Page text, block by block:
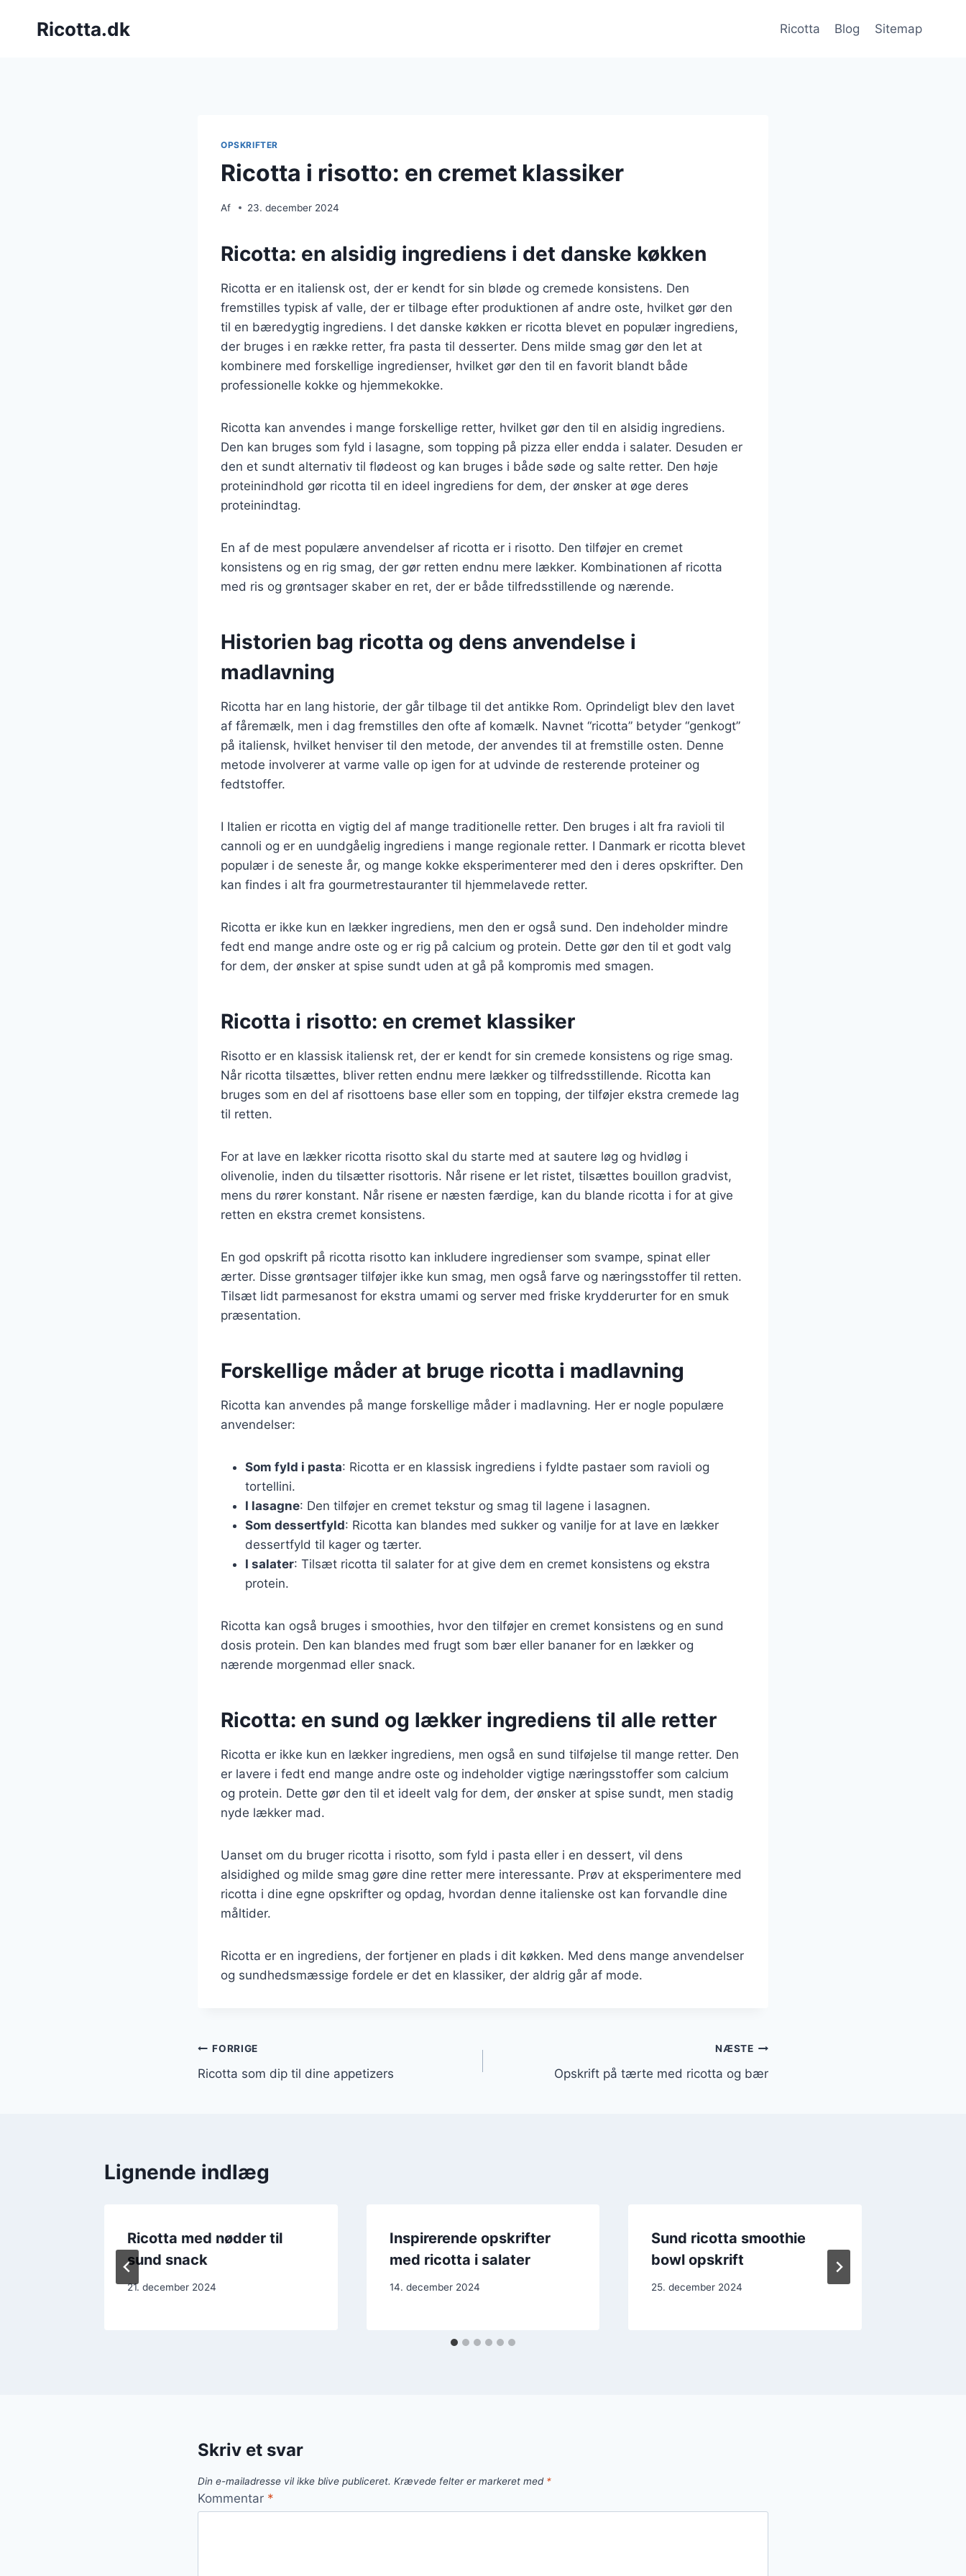
Ricotta.dk Ricotta Blog Sitemap
OPSKRIFTER
Ricotta i risotto: en cremet klassiker
Af 23. december 2024
Ricotta: en alsidig ingrediens i det danske køkken
Ricotta er en italiensk ost, der er kendt for sin bløde og cremede konsistens. Den
fremstilles typisk af valle, der er tilbage efter produktionen af andre oste, hvilket gør den
til en bæredygtig ingrediens. I det danske køkken er ricotta blevet en populær ingrediens,
der bruges i en række retter, fra pasta til desserter. Dens milde smag gør den let at
kombinere med forskellige ingredienser, hvilket gør den til en favorit blandt både
professionelle kokke og hjemmekokke.
Ricotta kan anvendes i mange forskellige retter, hvilket gør den til en alsidig ingrediens.
Den kan bruges som fyld i lasagne, som topping på pizza eller endda i salater. Desuden er
den et sundt alternativ til flødeost og kan bruges i både søde og salte retter. Den høje
proteinindhold gør ricotta til en ideel ingrediens for dem, der ønsker at øge deres
proteinindtag.
En af de mest populære anvendelser af ricotta er i risotto. Den tilføjer en cremet
konsistens og en rig smag, der gør retten endnu mere lækker. Kombinationen af ricotta
med ris og grøntsager skaber en ret, der er både tilfredsstillende og nærende.
Historien bag ricotta og dens anvendelse i
madlavning
Ricotta har en lang historie, der går tilbage til det antikke Rom. Oprindeligt blev den lavet
af fåremælk, men i dag fremstilles den ofte af komælk. Navnet “ricotta” betyder “genkogt”
på italiensk, hvilket henviser til den metode, der anvendes til at fremstille osten. Denne
metode involverer at varme valle op igen for at udvinde de resterende proteiner og
fedtstoffer.
I Italien er ricotta en vigtig del af mange traditionelle retter. Den bruges i alt fra ravioli til
cannoli og er en uundgåelig ingrediens i mange regionale retter. I Danmark er ricotta blevet
populær i de seneste år, og mange kokke eksperimenterer med den i deres opskrifter. Den
kan findes i alt fra gourmetrestauranter til hjemmelavede retter.
Ricotta er ikke kun en lækker ingrediens, men den er også sund. Den indeholder mindre
fedt end mange andre oste og er rig på calcium og protein. Dette gør den til et godt valg
for dem, der ønsker at spise sundt uden at gå på kompromis med smagen.
Ricotta i risotto: en cremet klassiker
Risotto er en klassisk italiensk ret, der er kendt for sin cremede konsistens og rige smag.
Når ricotta tilsættes, bliver retten endnu mere lækker og tilfredsstillende. Ricotta kan
bruges som en del af risottoens base eller som en topping, der tilføjer ekstra cremede lag
til retten.
For at lave en lækker ricotta risotto skal du starte med at sautere løg og hvidløg i
olivenolie, inden du tilsætter risottoris. Når risene er let ristet, tilsættes bouillon gradvist,
mens du rører konstant. Når risene er næsten færdige, kan du blande ricotta i for at give
retten en ekstra cremet konsistens.
En god opskrift på ricotta risotto kan inkludere ingredienser som svampe, spinat eller
ærter. Disse grøntsager tilføjer ikke kun smag, men også farve og næringsstoffer til retten.
Tilsæt lidt parmesanost for ekstra umami og server med friske krydderurter for en smuk
præsentation.
Forskellige måder at bruge ricotta i madlavning
Ricotta kan anvendes på mange forskellige måder i madlavning. Her er nogle populære
anvendelser:
Som fyld i pasta: Ricotta er en klassisk ingrediens i fyldte pastaer som ravioli og
tortellini.
I lasagne: Den tilføjer en cremet tekstur og smag til lagene i lasagnen.
Som dessertfyld: Ricotta kan blandes med sukker og vanilje for at lave en lækker
dessertfyld til kager og tærter.
I salater: Tilsæt ricotta til salater for at give dem en cremet konsistens og ekstra
protein.
Ricotta kan også bruges i smoothies, hvor den tilføjer en cremet konsistens og en sund
dosis protein. Den kan blandes med frugt som bær eller bananer for en lækker og
nærende morgenmad eller snack.
Ricotta: en sund og lækker ingrediens til alle retter
Ricotta er ikke kun en lækker ingrediens, men også en sund tilføjelse til mange retter. Den
er lavere i fedt end mange andre oste og indeholder vigtige næringsstoffer som calcium
og protein. Dette gør den til et ideelt valg for dem, der ønsker at spise sundt, men stadig
nyde lækker mad.
Uanset om du bruger ricotta i risotto, som fyld i pasta eller i en dessert, vil dens
alsidighed og milde smag gøre dine retter mere interessante. Prøv at eksperimentere med
ricotta i dine egne opskrifter og opdag, hvordan denne italienske ost kan forvandle dine
måltider.
Ricotta er en ingrediens, der fortjener en plads i dit køkken. Med dens mange anvendelser
og sundhedsmæssige fordele er det en klassiker, der aldrig går af mode.
Indlægsnavigation
FORRIGE
Ricotta som dip til dine appetizers
NÆSTE
Opskrift på tærte med ricotta og bær
Lignende indlæg
Ricotta med nødder til
sund snack
21. december 2024
Inspirerende opskrifter
med ricotta i salater
14. december 2024
Sund ricotta smoothie
bowl opskrift
25. december 2024
Skriv et svar
Din e-mailadresse vil ikke blive publiceret. Krævede felter er markeret med *
Kommentar *